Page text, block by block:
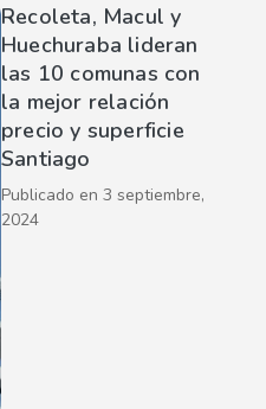
Recoleta, Macul y
Huechuraba lideran
las 10 comunas con
la mejor relación
precio y superficie
Santiago
Publicado en 3 septiembre,
2024